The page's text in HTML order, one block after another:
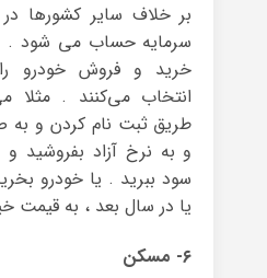
بر خلاف سایر کشورها
سرمایه حساب می شود .
خرید و فروش خودرو را
انتخاب می‌کنند . مثلا
طریق ثبت نام کردن و به
و به نرخ آزاد بفروشید
سود ببرید . یا خودرو
یا در سال بعد ، به قیمت
۶- مسکن